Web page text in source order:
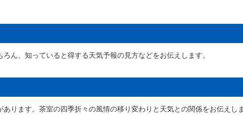
ん、知っていると得する天気予報の見方などをお伝えします。
ります。茶室の四季折々の風情の移り変わりと天気との関係をお伝えし